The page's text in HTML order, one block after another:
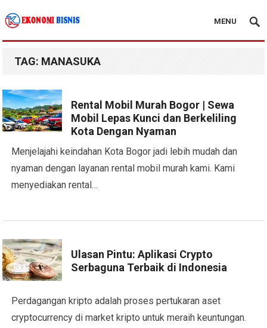
Kanal Ekonomi Bisnis
MENU
TAG: MANASUKA
Rental Mobil Murah Bogor | Sewa
Mobil Lepas Kunci dan Berkeliling
Kota Dengan Nyaman
Menjelajahi keindahan Kota Bogor jadi lebih mudah dan
nyaman dengan layanan rental mobil murah kami. Kami
menyediakan rental…
Ulasan Pintu: Aplikasi Crypto
Serbaguna Terbaik di Indonesia
Perdagangan kripto adalah proses pertukaran aset
cryptocurrency di market kripto untuk meraih keuntungan.